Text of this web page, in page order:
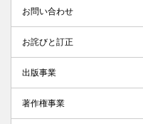
お問い合わせ
お詫びと訂正
出版事業
著作権事業